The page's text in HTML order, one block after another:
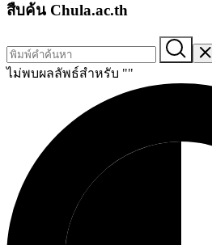
สืบค้น Chula.ac.th
ไม่พบผลลัพธ์สำหรับ ""